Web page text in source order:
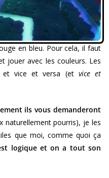
en bleu. Pour cela, il faut
jouer avec les couleurs. Les
et vice et versa (et vice et
ils vous demanderont
naturellement pourris), je les
que moi, comme quoi ça
logique et on a tout son